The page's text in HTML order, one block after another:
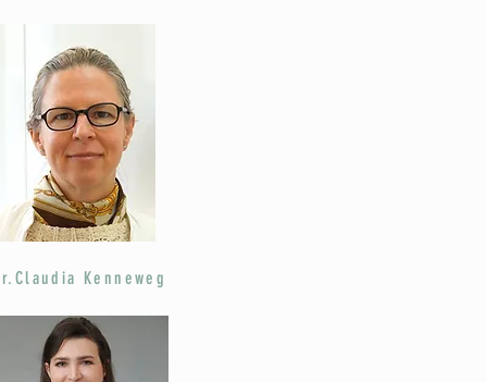
Kenneweg